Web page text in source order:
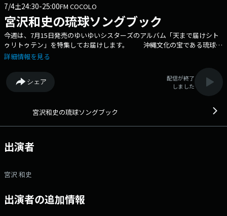
7/4土24:30-25:00FM COCOLO
宮沢和史の琉球ソングブック
今週は、7月15日発売のゆいゆいシスターズのアルバム「天まで届けシト
ゥリトゥテン」を特集してお届けします。 沖縄文化の宝である琉球・
沖縄民謡、ウチナーポップスの魅力や歌詞の意味などを宮沢和史がわかり
若いリスナーはもちろん、今まで民謡に触れる機会がなかったすべての音
楽ファンへお届けします。 今も受け継がれる古典や、地域の人に歌い
継がれている曲や若い唄者が挑み続ける新作など、２１世紀の現在でも確
ゆっくりとお楽しみください。 ●番組ホームページ
詳細情報を見る
シェア
配信が終了
しました
宮沢和史の琉球ソングブック
出演者
宮沢 和史
出演者の追加情報